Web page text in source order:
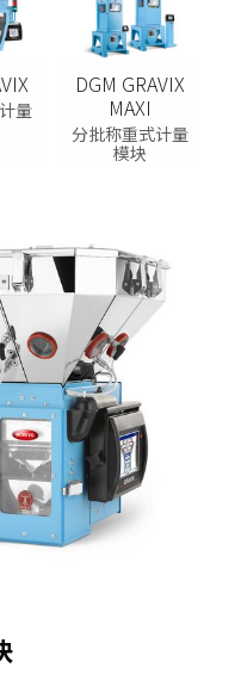
量
DGM GRAVIX
MAXI
分批称重式计量
模块